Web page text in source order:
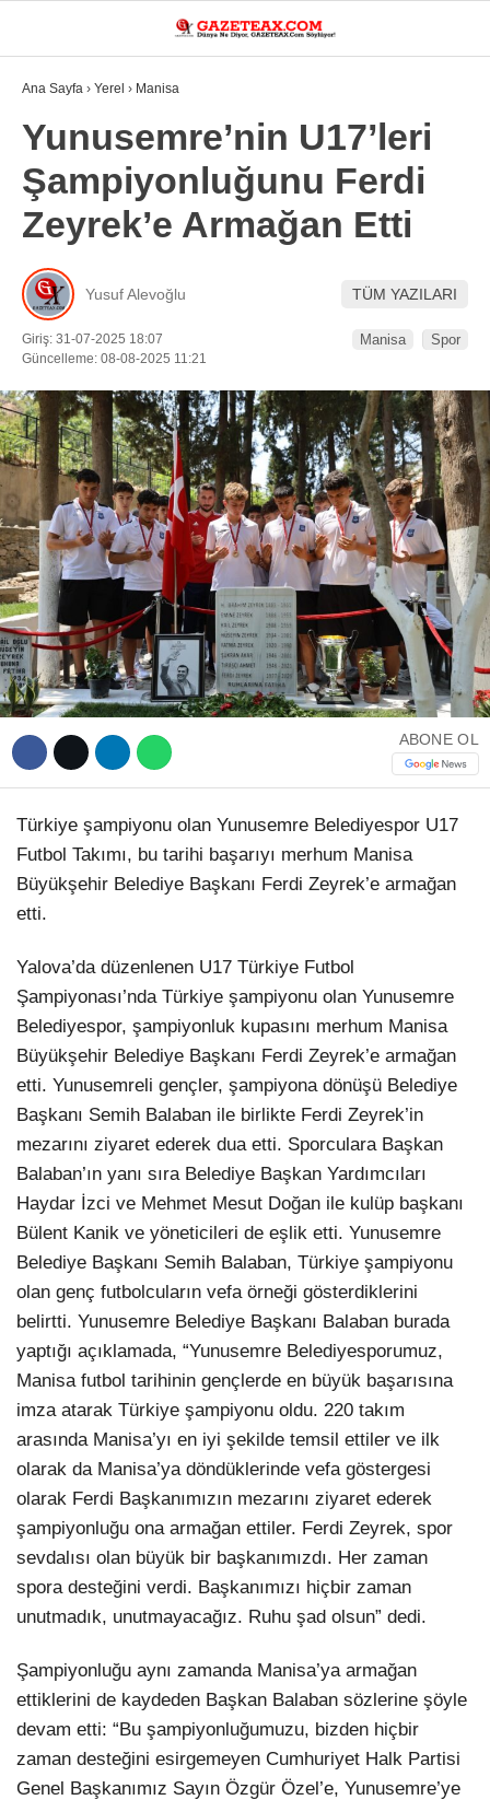
WhatsApp İhbar Hattı
Instagram
Youtube
29.7
MANISA
DÜNYA
ASAYIŞ
GÜNDEM
SIYASET
EKONOMI
SPOR
YEREL
EĞITIM
Ana Sayfa › Yerel › Manisa
Yunusemre’nin U17’leri
Şampiyonluğunu Ferdi
Zeyrek’e Armağan Etti
Yusuf Alevoğlu TÜM YAZILARI
Giriş: 31-07-2025 18:07
Güncelleme: 08-08-2025 11:21
Manisa Spor
ABONE OL
Türkiye şampiyonu olan Yunusemre Belediyespor U17
Futbol Takımı, bu tarihi başarıyı merhum Manisa
Büyükşehir Belediye Başkanı Ferdi Zeyrek’e armağan
etti.
Yalova’da düzenlenen U17 Türkiye Futbol
Şampiyonası’nda Türkiye şampiyonu olan Yunusemre
Belediyespor, şampiyonluk kupasını merhum Manisa
Büyükşehir Belediye Başkanı Ferdi Zeyrek’e armağan
etti. Yunusemreli gençler, şampiyona dönüşü Belediye
Başkanı Semih Balaban ile birlikte Ferdi Zeyrek’in
mezarını ziyaret ederek dua etti. Sporculara Başkan
Balaban’ın yanı sıra Belediye Başkan Yardımcıları
Haydar İzci ve Mehmet Mesut Doğan ile kulüp başkanı
Bülent Kanik ve yöneticileri de eşlik etti. Yunusemre
Belediye Başkanı Semih Balaban, Türkiye şampiyonu
olan genç futbolcuların vefa örneği gösterdiklerini
belirtti. Yunusemre Belediye Başkanı Balaban burada
yaptığı açıklamada, “Yunusemre Belediyesporumuz,
Manisa futbol tarihinin gençlerde en büyük başarısına
imza atarak Türkiye şampiyonu oldu. 220 takım
arasında Manisa’yı en iyi şekilde temsil ettiler ve ilk
olarak da Manisa’ya döndüklerinde vefa göstergesi
olarak Ferdi Başkanımızın mezarını ziyaret ederek
şampiyonluğu ona armağan ettiler. Ferdi Zeyrek, spor
sevdalısı olan büyük bir başkanımızdı. Her zaman
spora desteğini verdi. Başkanımızı hiçbir zaman
unutmadık, unutmayacağız. Ruhu şad olsun” dedi.
Şampiyonluğu aynı zamanda Manisa’ya armağan
ettiklerini de kaydeden Başkan Balaban sözlerine şöyle
devam etti: “Bu şampiyonluğumuzu, bizden hiçbir
zaman desteğini esirgemeyen Cumhuriyet Halk Partisi
Genel Başkanımız Sayın Özgür Özel’e, Yunusemre’ye